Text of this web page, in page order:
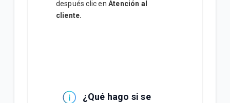
después clic en Atención al
cliente.
¿Qué hago si se